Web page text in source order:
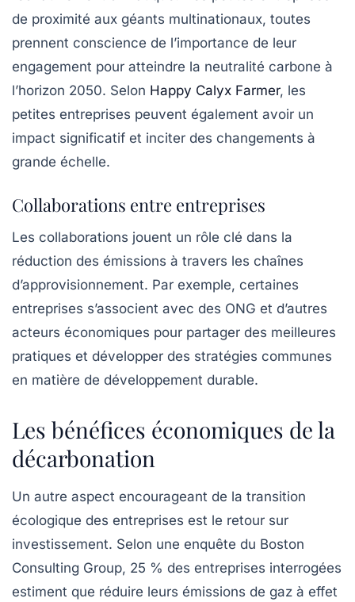
de proximité aux géants multinationaux, toutes
prennent conscience de l’importance de leur
engagement pour atteindre la neutralité carbone à
l’horizon 2050. Selon Happy Calyx Farmer, les
petites entreprises peuvent également avoir un
impact significatif et inciter des changements à
grande échelle.
Collaborations entre entreprises
Les collaborations jouent un rôle clé dans la
réduction des émissions à travers les chaînes
d’approvisionnement. Par exemple, certaines
entreprises s’associent avec des ONG et d’autres
acteurs économiques pour partager des meilleures
pratiques et développer des stratégies communes
en matière de développement durable.
Les bénéfices économiques de la
décarbonation
Un autre aspect encourageant de la transition
écologique des entreprises est le retour sur
investissement. Selon une enquête du Boston
Consulting Group, 25 % des entreprises interrogées
estiment que réduire leurs émissions de gaz à effet